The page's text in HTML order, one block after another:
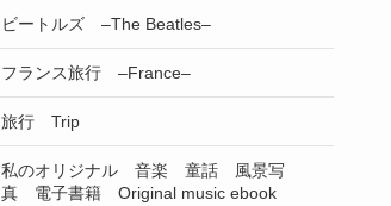
ビートルズ –The Beatles–
フランス旅行 –France–
旅行 Trip
私のオリジナル 音楽 童話 風景写
真 電子書籍 Original music ebook